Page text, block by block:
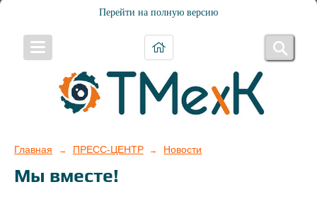
Перейти на полную версию
Главная → ПРЕСС-ЦЕНТР → Новости
Мы вместе!